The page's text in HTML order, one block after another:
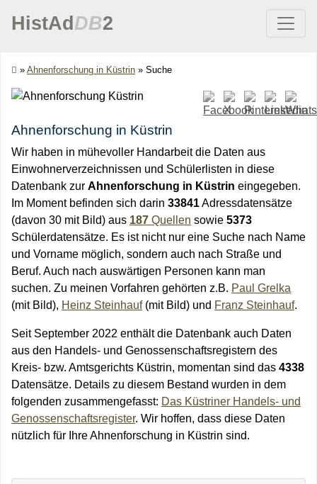
HistAd DB2
» Ahnenforschung in Küstrin » Suche
Ahnenforschung in Küstrin
Wir haben in mühevoller Handarbeit die Daten aus
Einwohnerverzeichnissen und Schülerlisten in diese
Datenbank zur Ahnenforschung in Küstrin eingegeben.
Im Moment befinden sich darin 33841Adressdatensätze
(davon 30 mit Bild) aus 187 Quellen sowie 5373
Schülerdatensätze. Es ist nicht nur eine Suche nach Name
und Vorname möglich, sondern auch nach Straße und
Beruf. Auch nach auswärtigen Personen kann man
suchen. Zu meinen Vorfahren gehörten z.B. Paul Grelka
(mit Bild), Heinz Steinhauf(mit Bild) und Franz Steinhauf.
Seit September 2022 enthält die Datenbank auch Daten
aus den Handels- und Genossenschaftsregistern des
Kreis- bzw. Amtsgerichts Küstrin, momentan sind das 4338
Datensätze. Details zu diesem Bestand wurden in dem
folgenden zusammengefasst: Das Küstriner Handels- und
Genossenschaftsregister. Wir hoffen, dass diese Daten
nützlich für Ihre Ahnenforschung in Küstrin sind.